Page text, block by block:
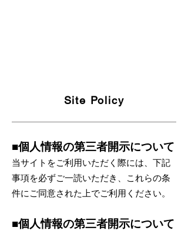
Site Policy
■個人情報の第三者開示について
当サイトをご利用いただく際には、下記
事項を必ずご一読いただき、これらの条
件にご同意された上でご利用ください。
■個人情報の第三者開示について